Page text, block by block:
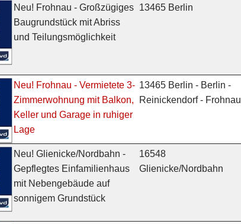
Neu! Frohnau - Großzügiges
Baugrundstück mit Abriss
und Teilungsmöglichkeit
13465 Berlin
Neu! Frohnau - Vermietete 3-
Zimmerwohnung mit Balkon,
Keller und Garage in ruhiger
Lage
13465 Berlin - Berlin -
Reinickendorf - Frohnau
Neu! Glienicke/Nordbahn -
Gepflegtes Einfamilienhaus
mit Nebengebäude auf
sonnigem Grundstück
16548
Glienicke/Nordbahn